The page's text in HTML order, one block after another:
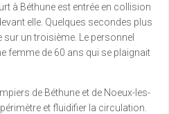
à Béthune est entrée en collision
elle. Quelques secondes plus
sur un troisième. Le personnel
femme de 60 ans qui se plaignait
de Béthune et de Noeux-les-
et fluidifier la circulation.